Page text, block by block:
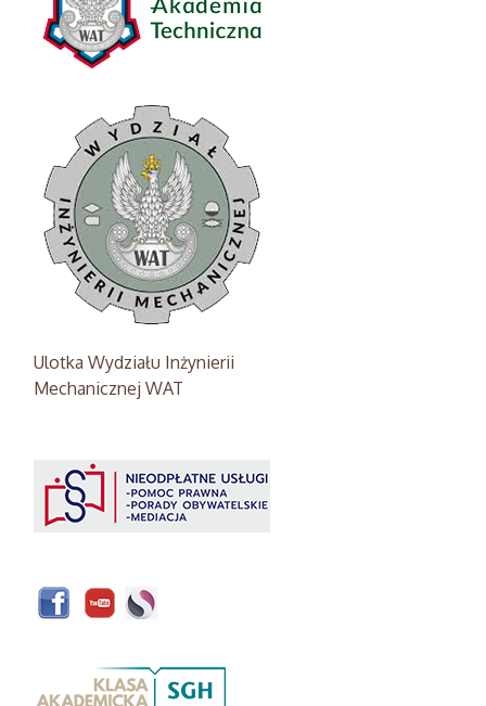
Ulotka Wydziału Inżynierii
Mechanicznej WAT